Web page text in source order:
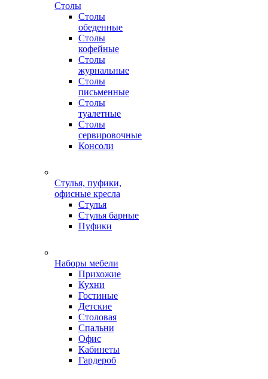
Столы
Столы
обеденные
Столы
кофейные
Столы
журнальные
Столы
письменные
Столы
туалетные
Столы
сервировочные
Консоли
Стулья, пуфики,
офисные кресла
Стулья
Стулья барные
Пуфики
Наборы мебели
Прихожие
Кухни
Гостиные
Детские
Столовая
Спальни
Офис
Кабинеты
Гардероб